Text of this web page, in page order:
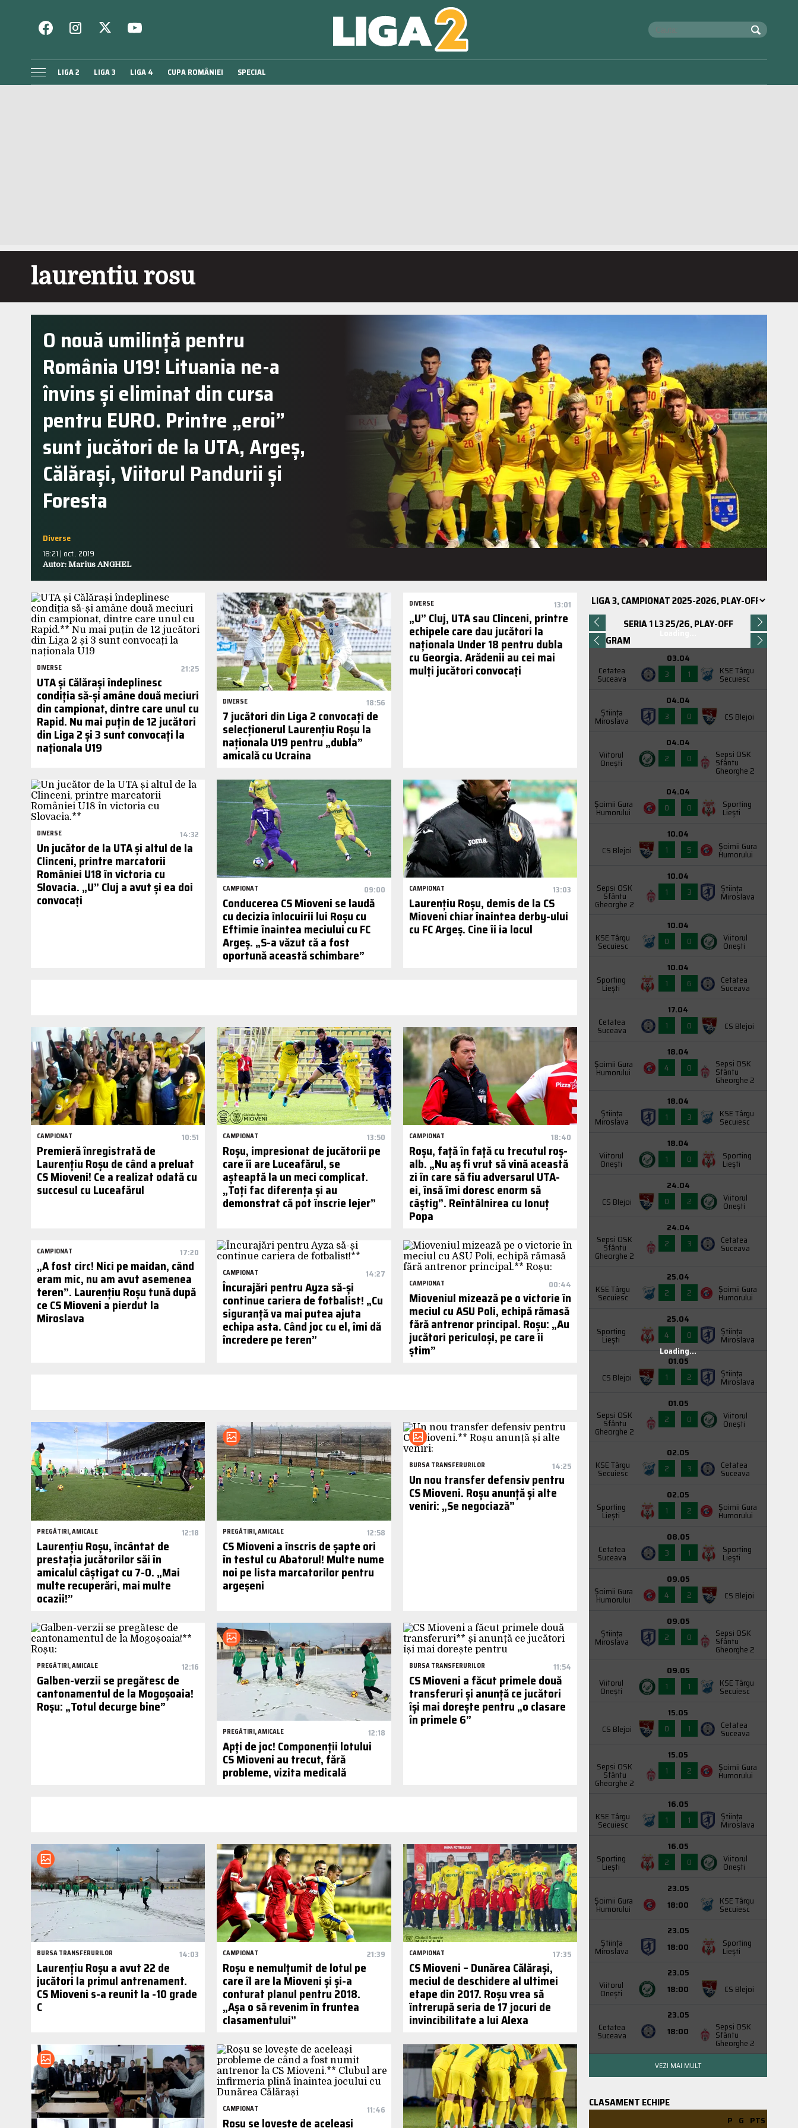
LIGA 2 LIGA 3 LIGA 4 CUPA ROMÂNIEI SPECIAL
laurentiu rosu
O nouă umilință pentru
România U19! Lituania ne-a
învins și eliminat din cursa
pentru EURO. Printre „eroi”
sunt jucători de la UTA, Argeș,
Călărași, Viitorul Pandurii și
Foresta
Diverse
18:21 | oct.. 2019
Autor: Marius ANGHEL
DIVERSE 21:25
UTA și Călărași îndeplinesc
condiția să-și amâne două meciuri
din campionat, dintre care unul cu
Rapid. Nu mai puțin de 12 jucători
din Liga 2 și 3 sunt convocați la
naționala U19
DIVERSE 18:56
7 jucători din Liga 2 convocați de
selecționerul Laurențiu Roșu la
naționala U19 pentru „dubla”
amicală cu Ucraina
DIVERSE 13:01
„U” Cluj, UTA sau Clinceni, printre
echipele care dau jucători la
naționala Under 18 pentru dubla
cu Georgia. Arădenii au cei mai
mulți jucători convocați
DIVERSE 14:32
Un jucător de la UTA și altul de la
Clinceni, printre marcatorii
României U18 în victoria cu
Slovacia. „U” Cluj a avut și ea doi
convocați
CAMPIONAT 09:00
Conducerea CS Mioveni se laudă
cu decizia înlocuirii lui Roșu cu
Eftimie înaintea meciului cu FC
Argeș. „S-a văzut că a fost
oportună această schimbare”
CAMPIONAT 13:03
Laurențiu Roșu, demis de la CS
Mioveni chiar înaintea derby-ului
cu FC Argeș. Cine îi ia locul
CAMPIONAT 10:51
Premieră înregistrată de
Laurențiu Roșu de când a preluat
CS Mioveni! Ce a realizat odată cu
succesul cu Luceafărul
CAMPIONAT 13:50
Roșu, impresionat de jucătorii pe
care îi are Luceafărul, se
așteaptă la un meci complicat.
„Toți fac diferența și au
demonstrat că pot înscrie lejer”
CAMPIONAT 18:40
Roșu, față în față cu trecutul roș-
alb. „Nu aș fi vrut să vină această
zi în care să fiu adversarul UTA-
ei, însă îmi doresc enorm să
câștig”. Reîntâlnirea cu Ionuț
Popa
CAMPIONAT 17:20
„A fost circ! Nici pe maidan, când
eram mic, nu am avut asemenea
teren”. Laurențiu Roșu tună după
ce CS Mioveni a pierdut la
Miroslava
CAMPIONAT 14:27
Încurajări pentru Ayza să-și
continue cariera de fotbalist! „Cu
siguranță va mai putea ajuta
echipa asta. Când joc cu el, îmi dă
încredere pe teren”
CAMPIONAT 00:44
Mioveniul mizează pe o victorie în
meciul cu ASU Poli, echipă rămasă
fără antrenor principal. Roșu: „Au
jucători periculoși, pe care îi
știm”
PREGĂTIRI, AMICALE 12:18
Laurențiu Roșu, încântat de
prestația jucătorilor săi în
amicalul câștigat cu 7-0. „Mai
multe recuperări, mai multe
ocazii!”
PREGĂTIRI, AMICALE 12:58
CS Mioveni a înscris de șapte ori
în testul cu Abatorul! Multe nume
noi pe lista marcatorilor pentru
argeșeni
BURSA TRANSFERURILOR 14:25
Un nou transfer defensiv pentru
CS Mioveni. Roșu anunță și alte
veniri: „Se negociază”
PREGĂTIRI, AMICALE 12:16
Galben-verzii se pregătesc de
cantonamentul de la Mogoșoaia!
Roșu: „Totul decurge bine”
PREGĂTIRI, AMICALE 12:18
Apți de joc! Componenții lotului
CS Mioveni au trecut, fără
probleme, vizita medicală
BURSA TRANSFERURILOR 11:54
CS Mioveni a făcut primele două
transferuri și anunță ce jucători
își mai dorește pentru „o clasare
în primele 6”
BURSA TRANSFERURILOR 14:03
Laurențiu Roșu a avut 22 de
jucători la primul antrenament.
CS Mioveni s-a reunit la -10 grade
C
CAMPIONAT 21:39
Roșu e nemulțumit de lotul pe
care îl are la Mioveni și și-a
conturat planul pentru 2018.
„Așa o să revenim în fruntea
clasamentului”
CAMPIONAT 17:35
CS Mioveni – Dunărea Călărași,
meciul de deschidere al ultimei
etape din 2017. Roșu vrea să
întrerupă seria de 17 jocuri de
invincibilitate a lui Alexa
CAMPIONAT 11:46
Roșu se lovește de aceleași
SERIA 1 L3 25/26, PLAY-OFF
PROGRAM
Cetatea
Suceava
03.04
3
1 KSE Târgu
Secuiesc
Știința
Miroslava
04.04
3
0 CS Blejoi
Viitorul
Onești
04.04
2
0 Sepsi OSK
Sfântu
Gheorghe 2
Şoimii Gura
Humorului
04.04
0
0 Sporting
Liești
CS Blejoi
10.04
1
5 Şoimii Gura
Humorului
Sepsi OSK
Sfântu
Gheorghe 2
10.04
1
3 Știința
Miroslava
KSE Târgu
Secuiesc
10.04
0
0 Viitorul
Onești
Sporting
Liești
10.04
1
6 Cetatea
Suceava
Cetatea
Suceava
17.04
1
0 CS Blejoi
Şoimii Gura
Humorului
18.04
4
0 Sepsi OSK
Sfântu
Gheorghe 2
Știința
Miroslava
18.04
1
3 KSE Târgu
Secuiesc
Viitorul
Onești
18.04
1
0 Sporting
Liești
CS Blejoi
24.04
0
2 Viitorul
Onești
Sepsi OSK
Sfântu
Gheorghe 2
24.04
2
3 Cetatea
Suceava
KSE Târgu
Secuiesc
25.04
2
2 Şoimii Gura
Humorului
Sporting
Liești
25.04
4
0 Știința
Miroslava
CS Blejoi
01.05
1
2 Știința
Miroslava
Sepsi OSK
Sfântu
Gheorghe 2
01.05
2
0 Viitorul
Onești
KSE Târgu
Secuiesc
02.05
2
3 Cetatea
Suceava
Sporting
Liești
02.05
1
2 Şoimii Gura
Humorului
Cetatea
Suceava
08.05
3
1 Sporting
Liești
Şoimii Gura
Humorului
09.05
4
2 CS Blejoi
Știința
Miroslava
09.05
2
0 Sepsi OSK
Sfântu
Gheorghe 2
Viitorul
Onești
09.05
1
1 KSE Târgu
Secuiesc
CS Blejoi
15.05
0
1 Cetatea
Suceava
Sepsi OSK
Sfântu
Gheorghe 2
15.05
1
2 Şoimii Gura
Humorului
KSE Târgu
Secuiesc
16.05
1
1 Știința
Miroslava
Sporting
Liești
16.05
2
0 Viitorul
Onești
Şoimii Gura
Humorului
23.05
18:00
KSE Târgu
Secuiesc
Știința
Miroslava
23.05
18:00
Sporting
Liești
Viitorul
Onești
23.05
18:00
CS Blejoi
Cetatea
Suceava
23.05
18:00
Sepsi OSK
Sfântu
Gheorghe 2
Loading...
VEZI MAI MULT
CLASAMENT ECHIPE
P G PTS